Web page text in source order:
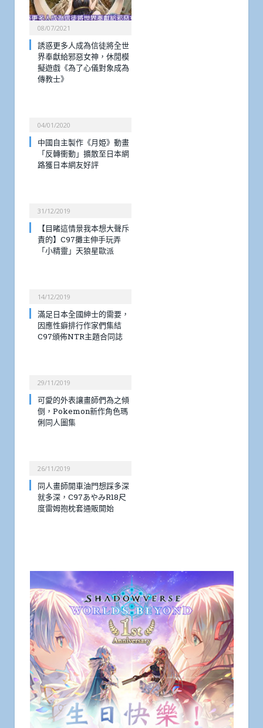
08/07/2021
誘惑更多人成為信徒將全世
界奉獻給邪惡女神，休閒模
擬遊戲《為了心儀對象成為
傳教士》
04/01/2020
中國自主製作《月姫》動畫
「反轉衝動」擴散至日本網
路獲日本網友好評
31/12/2019
【目睹這情景我本想大聲斥
責的】C97攤主伸手玩弄
「小精靈」天狼星歐派
14/12/2019
滿足日本全國紳士的需要，
因應性癖排行作家們集結
C97頒佈NTR主題合同誌
29/11/2019
可愛的外表讓畫師們為之傾
倒，Pokemon新作角色瑪
俐同人圖集
26/11/2019
同人畫師開車油門想踩多深
就多深，C97あやみR18尺
度雷姆抱枕套通販開始